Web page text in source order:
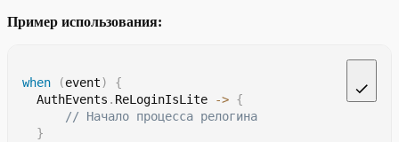
Пример использования:
when (event)
{
    AuthEvents
. ReLoginIsLite -> {
// Начало процесса релогина
}